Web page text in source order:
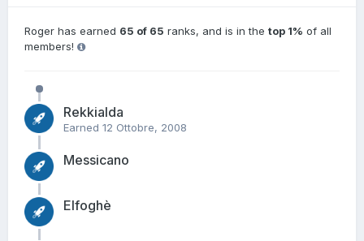
Roger has earned 65 of 65 ranks, and is in the top 1% of all
members!
Rekkialda
Earned 12 Ottobre, 2008
Messicano
Elfoghè